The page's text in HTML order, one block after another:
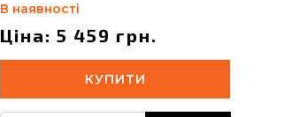
В наявності
Ціна: 5 459 грн.
КУПИТИ